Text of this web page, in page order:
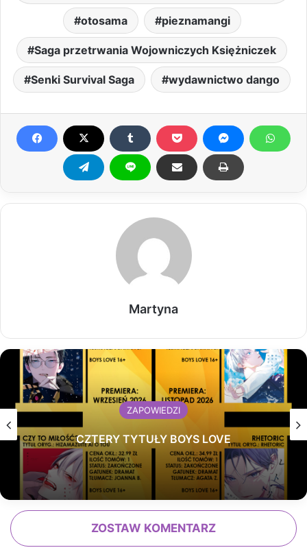
otosama pieznamangi
Saga przetrwania Wojowniczych Księżniczek
Senki Survival Saga wydawnictwo dango
Martyna
ZAPOWIEDZI
CZTERY TYTUŁY BOYS LOVE
ZOSTAW KOMENTARZ